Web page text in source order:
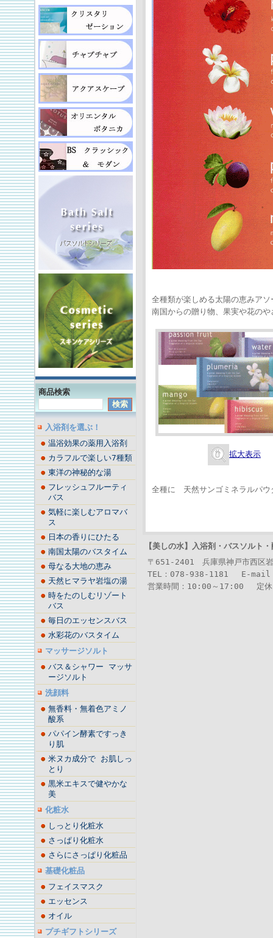
商品検索
入浴剤を選ぶ！
温浴効果の薬用入浴剤
カラフルで楽しい7種類
東洋の神秘的な湯
フレッシュフルーティ
バス
気軽に楽しむアロマバ
ス
日本の香りにひたる
南国太陽のバスタイム
母なる大地の恵み
天然ヒマラヤ岩塩の湯
時をたのしむリゾート
バス
毎日のエッセンスバス
水彩花のバスタイム
マッサージソルト
バス＆シャワー マッサ
ージソルト
洗顔料
無香料・無着色アミノ
酸系
パパイン酵素ですっき
り肌
米ヌカ成分で お肌しっ
とり
黒米エキスで健やかな
美
化粧水
しっとり化粧水
さっぱり化粧水
さらにさっぱり化粧品
基礎化粧品
フェイスマスク
エッセンス
オイル
プチギフトシリーズ
全種類が楽しめる太陽の恵みア
南国からの贈り物、果実や花の
拡大表示
全種に 天然サンゴミネラルパウ
【美しの水】 入浴剤・バスソルト
〒651-2401 兵庫県神戸市西区
TEL：078-938-1181 E-mail
営業時間：10:00～17:00 定休日